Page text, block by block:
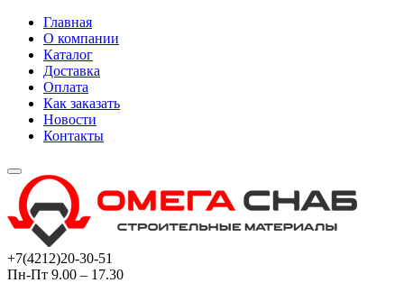
Главная
О компании
Каталог
Доставка
Оплата
Как заказать
Новости
Контакты
+7(4212)20-30-51
Пн-Пт 9.00 – 17.30